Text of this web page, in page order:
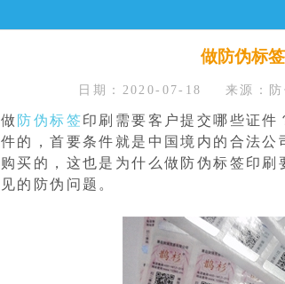
做防伪标
日期：2020-07-18 来源：
做 防伪标签印刷需要客户提交哪些证件
件的，首要条件就是中国境内的合法
购买的，这也是为什么做防伪标签印
见的防伪问题。